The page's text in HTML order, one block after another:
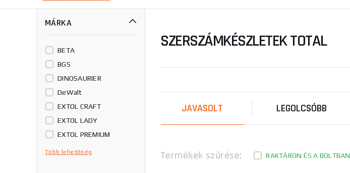
MÁRKA
BETA
BGS
DINOSAURIER
DeWalt
EXTOL CRAFT
EXTOL LADY
EXTOL PREMIUM
Fortum
Több lehetőség
SZERSZÁMKÉSZLETEK TOTAL
JAVASOLT LEGOLCSÓBB
Termékek szűrése: RAKTÁRON ÉS A BOLTBAN